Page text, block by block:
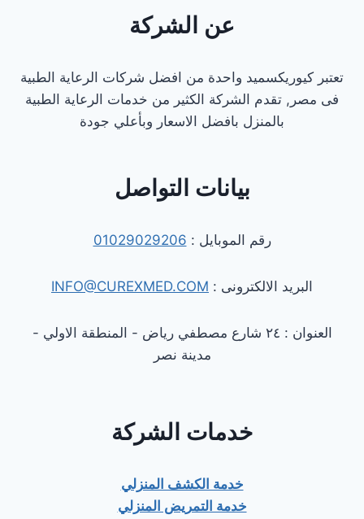
القاهرةعن الشركة
تعتبر كيوريكسميد واحدة من افضل شركات الرعاية الطبية
فى مصر, تقدم الشركة الكثير من خدمات الرعاية الطبية
بالمنزل بافضل الاسعار وبأعلي جودة
بيانات التواصل
رقم الموبايل : 01029029206
البريد الالكترونى : INFO@CUREXMED.COM
العنوان : ٢٤ شارع مصطفي رياض - المنطقة الاولي -
مدينة نصر
خدمات الشركة
خدمة الكشف المنزلي
خدمة التمريض المنزلي